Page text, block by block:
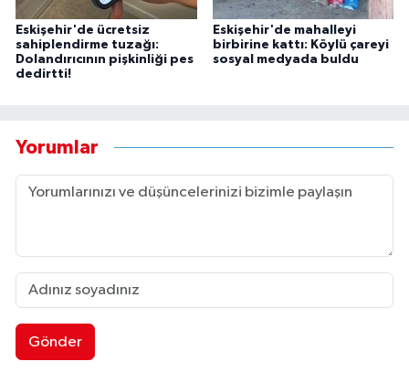
Eskişehir'de ücretsiz
sahiplendirme tuzağı:
Dolandırıcının pişkinliği pes
dedirtti!
Eskişehir'de mahalleyi
birbirine kattı: Köylü çareyi
sosyal medyada buldu
Yorumlar
Gönder